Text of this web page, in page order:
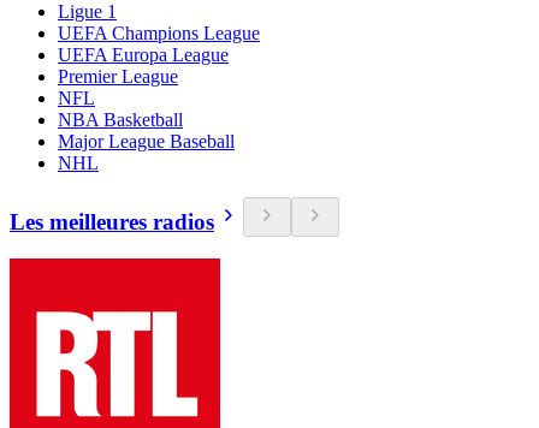
Ligue 1
UEFA Champions League
UEFA Europa League
Premier League
NFL
NBA Basketball
Major League Baseball
NHL
Les meilleures radios